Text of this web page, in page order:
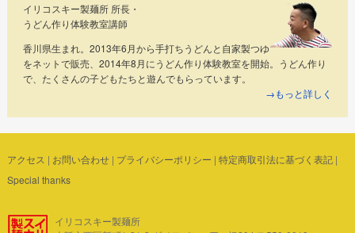
イリコスキー製麺所 所長・
うどん作り体験教室講師
香川県生まれ。2013年6月から手打ちうどんと自家製つゆ
をネットで販売、2014年8月にうどん作り体験教室を開始。うどん作り
で、たくさんの子どもたちと遊んでもらっています。
→もっと詳しく
アクセス | お問い合わせ| プライバシーポリシー | 特定商取引法に基づく表記|
Special thanks
イリコスキー製麺所